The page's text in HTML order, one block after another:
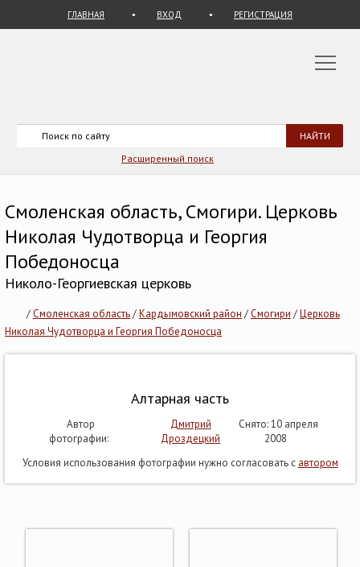
ГЛАВНАЯ ВХОД РЕГИСТРАЦИЯ
Расширенный поиск
Смоленская область, Смогири. Церковь
Николая Чудотворца и Георгия
Победоносца
Николо-Георгиевская церковь
/Смоленская область/Кардымовский район /Смогири /Церковь
Николая Чудотворца и Георгия Победоносца
Алтарная часть
Автор
фотографии:
Дмитрий
Дроздецкий
Снято: 10 апреля
2008
Условия использования фотографии нужно согласовать с автором